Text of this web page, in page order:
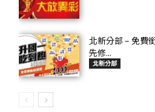
北新分部 – 免費
先修...
北新分部